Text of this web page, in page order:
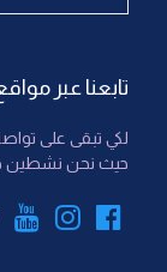
تابعنا عبر
لكي تبقى على
حيث نحن نشطين